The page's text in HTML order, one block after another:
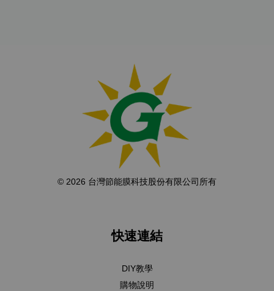
© 2026 台灣節能膜科技股份有限公司所有
快速連結
DIY教學
購物說明